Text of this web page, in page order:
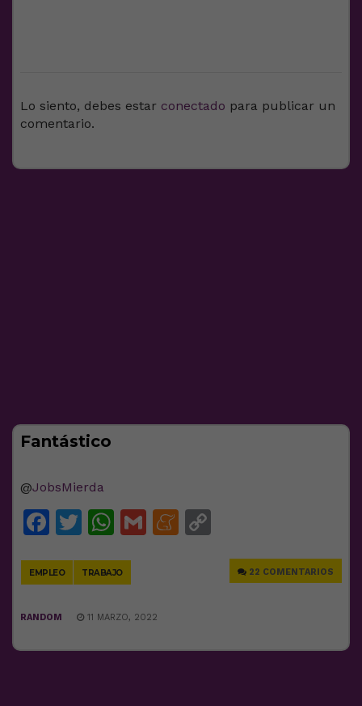
Lo siento, debes estar conectado para publicar un
comentario.
Fantástico
@JobsMierda
Facebook
Twitter
WhatsApp
GmailMeneame
EMPLEO TRABAJO 22 COMENTARIOS
RANDOM 11 MARZO, 2022